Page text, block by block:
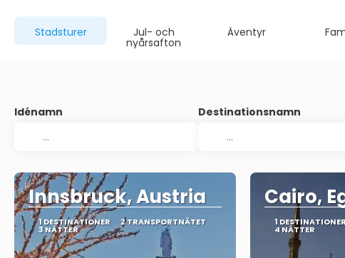
Stadsturer Jul- och
nyårsafton
Äventyr
Idénamn Destinationsnamn
Innsbruck, Austria
1 DESTINATIONER 2 TRANSPORTNÄTET
3 NÄTTER
Cairo,
1
4 NÄTTER